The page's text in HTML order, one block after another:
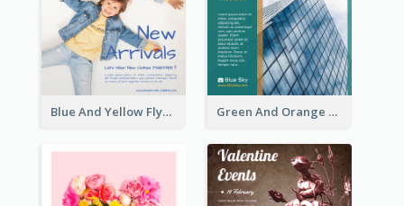
Blue And Yellow Flyer For Children Clothes Green And Orange Flyer Of Opening Ceremony